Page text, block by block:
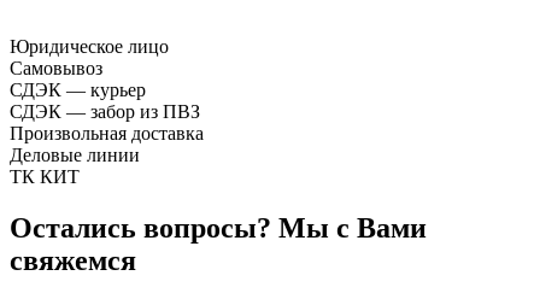
Юридическое лицо
Самовывоз
СДЭК — курьер
СДЭК — забор из ПВЗ
Произвольная доставка
Деловые линии
ТК КИТ
Остались вопросы? Мы с Вами
свяжемся